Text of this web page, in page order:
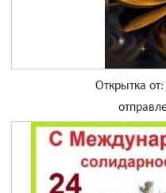
Открытка от: